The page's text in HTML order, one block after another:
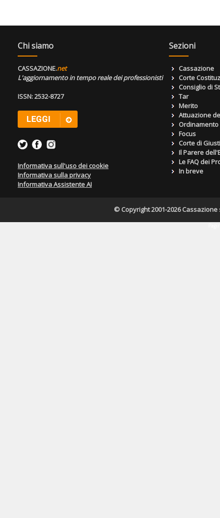
Chi siamo
CASSAZIONE.net
L'aggiornamento in tempo reale dei professionisti
ISSN: 2532-8727
Informativa sull'uso dei cookie
Informativa sulla privacy
Informativa Assistente AI
Sezioni
Cassazione
Corte
Consiglio di
Tar
Merito
Attuazione
Focus
Corte di
Il Parere
Le FAQ dei
In breve
© Copyright 2001-2026 Cassazione